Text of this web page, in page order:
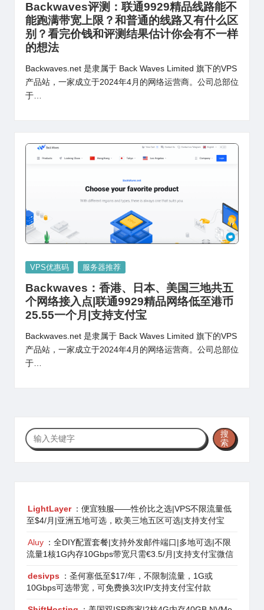
Backwaves评测：联通9929精品线路能不
能跑满带宽上限？和普通的线路又有什么区
别？看完价钱和评测结果估计你会有不一样
的想法
Backwaves.net 是隶属于 Back Waves Limited 旗下的VPS
产品站，一家成立于2024年4月的网络运营商。公司总部位
于…
Posted
VPS优惠码 服务器推荐
Backwaves：香港、日本、美国三地共五
个网络接入点|联通9929精品网络低至港币
25.55一个月|支持支付宝
Backwaves.net 是隶属于 Back Waves Limited 旗下的VPS
产品站，一家成立于2024年4月的网络运营商。公司总部位
于…
搜
索
搜
索
LightLayer ：便宜独服——性价比之选|VPS不限流量低
至$4/月|亚洲五地可选，欧美三地五区可选|支持支付宝
Aluy ：全DIY配置套餐|支持外发邮件端口|多地可选|不限
流量1核1G内存10Gbps带宽只需€3.5/月|支持支付宝微信
desivps
：圣何塞低至$17/年，不限制流量，1G或
10Gbps可选带宽，可免费换3次IP/支持支付宝付款